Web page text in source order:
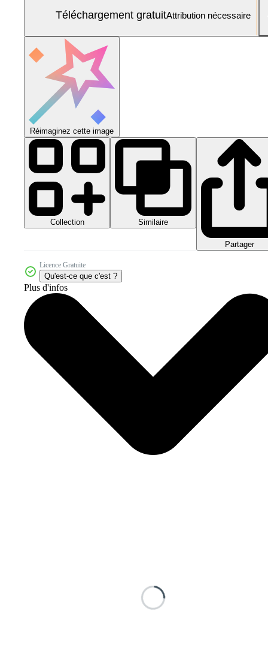
Téléchargement gratuitAttribution nécessaire
Réimaginez cette image
Collection Similaire
Partager
Licence Gratuite
Qu'est-ce que c'est ?
Plus d'infos